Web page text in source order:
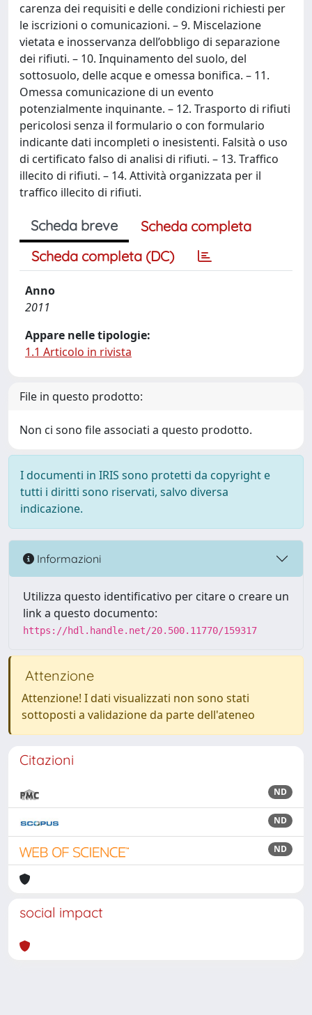
carenza dei requisiti e delle condizioni richiesti per
le iscrizioni o comunicazioni. – 9. Miscelazione
vietata e inosservanza dell’obbligo di separazione
dei rifiuti. – 10. Inquinamento del suolo, del
sottosuolo, delle acque e omessa bonifica. – 11.
Omessa comunicazione di un evento
potenzialmente inquinante. – 12. Trasporto di rifiuti
pericolosi senza il formulario o con formulario
indicante dati incompleti o inesistenti. Falsità o uso
di certificato falso di analisi di rifiuti. – 13. Traffico
illecito di rifiuti. – 14. Attività organizzata per il
traffico illecito di rifiuti.
Scheda breve
Scheda completa
Scheda completa (DC)
Anno
2011
Appare nelle tipologie:
1.1 Articolo in rivista
File in questo prodotto:
Non ci sono file associati a questo prodotto.
I documenti in IRIS sono protetti da copyright e
tutti i diritti sono riservati, salvo diversa
indicazione.
Informazioni
Utilizza questo identificativo per citare o creare un
link a questo documento:
https://hdl.handle.net/20.500.11770/159317
Attenzione
Attenzione! I dati visualizzati non sono stati
sottoposti a validazione da parte dell'ateneo
Citazioni
ND
ND
ND
social impact